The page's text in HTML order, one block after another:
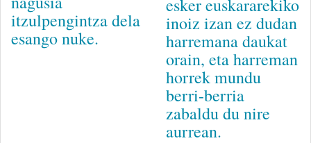
itzulpengintza dela
esango nuke.
esker euskararekiko
inoiz izan ez dudan
harremana daukat
orain, eta harreman
horrek mundu
berri-berria
zabaldu du nire
aurrean.